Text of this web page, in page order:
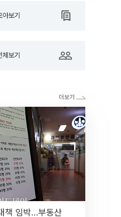
보기
보기
책 임박…부동산